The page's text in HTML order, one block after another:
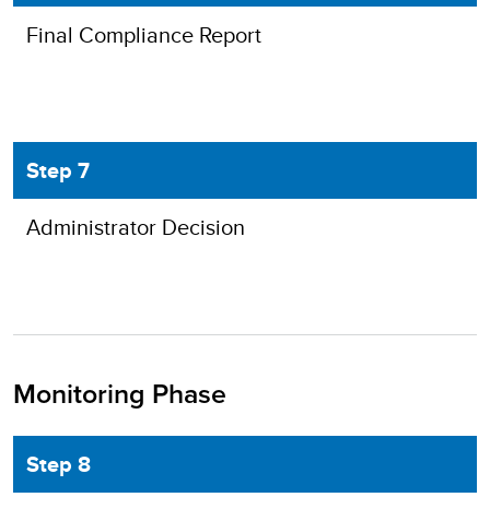
Final Compliance Report
Step 7
Administrator Decision
Monitoring Phase
Step 8